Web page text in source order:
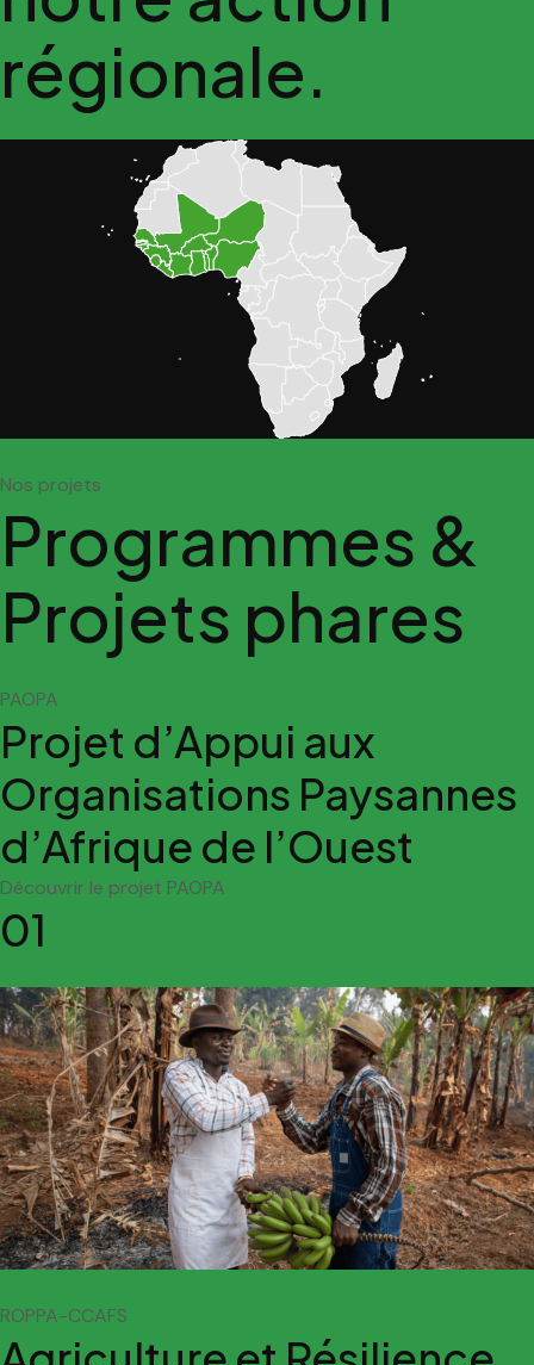
régionale.
Nos projets
Programmes &
Projets phares
PAOPA
Projet d’Appui aux
Organisations Paysannes
d’Afrique de l’Ouest
Découvrir le projet PAOPA
01
ROPPA-CCAFS